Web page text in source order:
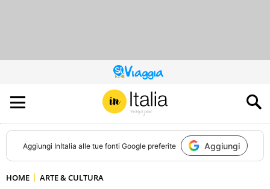
QUESTO
SITO
CONTRIBUISCE
ALL’AUDIENCE
DI
Aggiungi InItalia alle tue fonti Google preferite Aggiungi
HOME ARTE & CULTURA